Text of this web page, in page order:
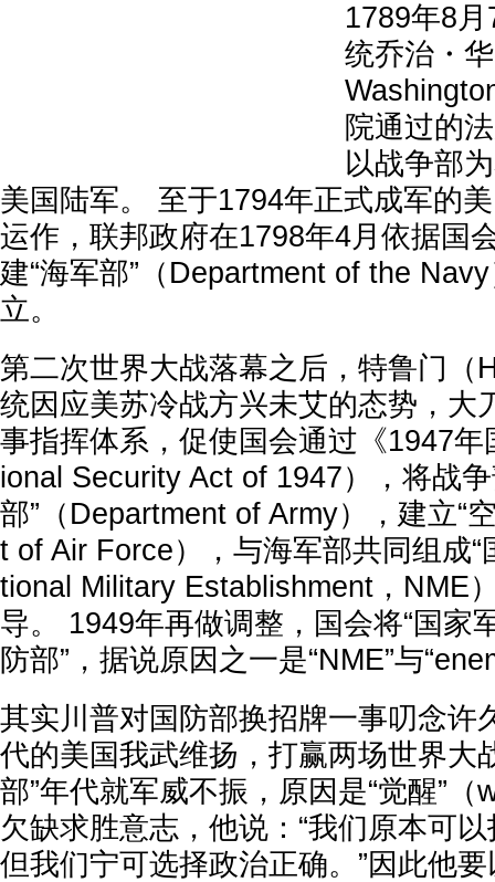
1789年8
统乔治・
院通过的
以战争部
美国陆军。 至于1794年正式成军的
运作，联邦政府在1798年4月依据国
建“海军部”（Department of the
立。
第二次世界大战落幕之后，特鲁门（
统因应美苏冷战方兴未艾的态势，大
事指挥体系，促使国会通过《1947
ional Security Act of 1947），将战
部”（Department of Army），建立“
t of Air Force），与海军部共同组成“
tional Military Establishment，NME
导。 1949年再做调整，国会将“国家
防部”，据说原因之一是“NME”与
其实川普对国防部换招牌一事叨念许
代的美国我武维扬，打赢两场世界大
部”年代就军威不振，原因是“觉醒”
欠缺求胜意志，他说：“我们原本可
但我们宁可选择政治正确。”因此他